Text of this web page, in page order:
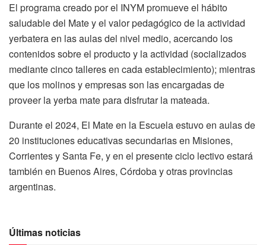
El programa creado por el INYM promueve el hábito
saludable del Mate y el valor pedagógico de la actividad
yerbatera en las aulas del nivel medio, acercando los
contenidos sobre el producto y la actividad (socializados
mediante cinco talleres en cada establecimiento); mientras
que los molinos y empresas son las encargadas de
proveer la yerba mate para disfrutar la mateada.
Durante el 2024, El Mate en la Escuela estuvo en aulas de
20 instituciones educativas secundarias en Misiones,
Corrientes y Santa Fe, y en el presente ciclo lectivo estará
también en Buenos Aires, Córdoba y otras provincias
argentinas.
Últimas noticias